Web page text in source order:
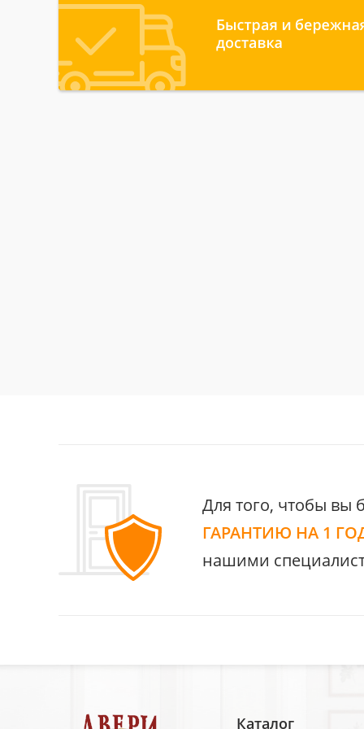
Для того, чтобы вы
ГАРАНТИЮ НА 1
нашими
Каталог